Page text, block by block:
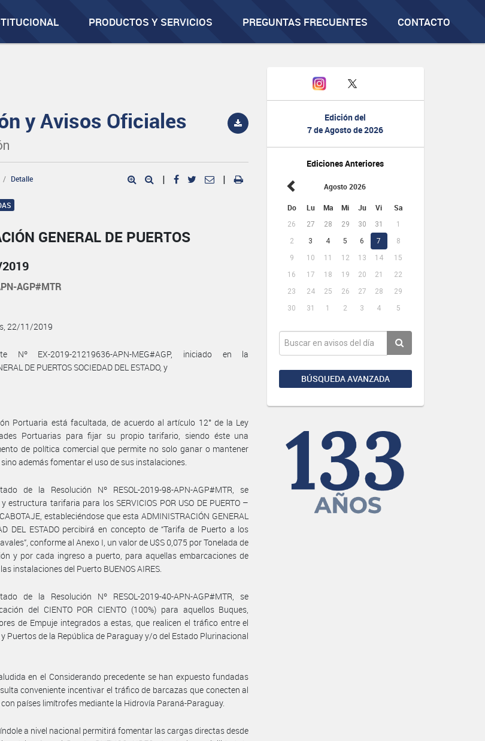
PRODUCTOS Y SERVICIOS PREGUNTAS FRECUENTES CONTACTO
Edición del
7 de Agosto de 2026
Ediciones Anteriores
Agosto 2026
Do Lu Ma Mi Ju Vi Sa
26 27 28 29 30 31
1
2
3 4 5 6 7
8
9
10 11 12 13 14
15
16
17 18 19 20 21
22
23
24 25 26 27 28
29
30
31 1 2 3 4 5
BÚSQUEDA AVANZADA
y Avisos Oficiales
Detalle | |
GENERAL DE PUERTOS
AGP#MTR
22/11/2019
Nº EX-2019-21219636-APN-MEG#AGP, iniciado en la
DE PUERTOS SOCIEDAD DEL ESTADO, y
Portuaria está facultada, de acuerdo al artículo 12° de la Ley
Portuarias para fijar su propio tarifario, siendo éste una
de política comercial que permite no solo ganar o mantener
además fomentar el uso de sus instalaciones.
de la Resolución Nº RESOL-2019-98-APN-AGP#MTR, se
estructura tarifaria para los SERVICIOS POR USO DE PUERTO –
estableciéndose que esta ADMINISTRACIÓN GENERAL
DEL ESTADO percibirá en concepto de “Tarifa de Puerto a los
conforme al Anexo I, un valor de U$S 0,075 por Tonelada de
y por cada ingreso a puerto, para aquellas embarcaciones de
instalaciones del Puerto BUENOS AIRES.
de la Resolución Nº RESOL-2019-40-APN-AGP#MTR, se
del CIENTO POR CIENTO (100%) para aquellos Buques,
de Empuje integrados a estas, que realicen el tráfico entre el
y Puertos de la República de Paraguay y/o del Estado Plurinacional
en el Considerando precedente se han expuesto fundadas
conveniente incentivar el tráfico de barcazas que conecten al
con países limítrofes mediante la Hidrovía Paraná-Paraguay.
a nivel nacional permitirá fomentar las cargas directas desde